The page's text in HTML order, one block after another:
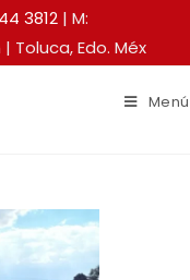
3812| M:
Edo. Méx
Menú